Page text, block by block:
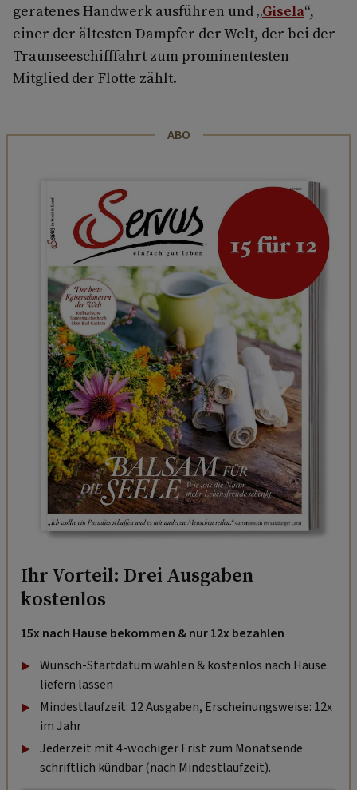
geratenes Handwerk ausführen und „Gisela“,
einer der ältesten Dampfer der Welt, der bei der
Traunseeschifffahrt zum prominentesten
Mitglied der Flotte zählt.
ABO
Ihr Vorteil: Drei Ausgaben
kostenlos
15x nach Hause bekommen & nur 12x bezahlen
Wunsch-Startdatum wählen & kostenlos nach Hause
liefern lassen
Mindestlaufzeit: 12 Ausgaben, Erscheinungsweise: 12x
im Jahr
Jederzeit mit 4-wöchiger Frist zum Monatsende
schriftlich kündbar (nach Mindestlaufzeit).